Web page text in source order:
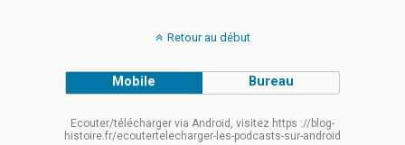
Retour au début
Mobile Bureau
Ecouter/télécharger via Android, visitez https ://blog-
histoire.fr/ecoutertelecharger-les-podcasts-sur-android